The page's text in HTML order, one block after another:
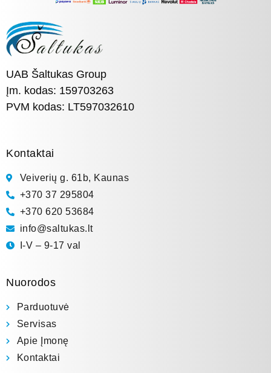
UAB Šaltukas Group
Įm. kodas: 159703263
PVM kodas: LT597032610
Kontaktai
Veiverių g. 61b, Kaunas
+370 37 295804
+370 620 53684
info@saltukas.lt
I-V – 9-17 val
Nuorodos
Parduotuvė
Servisas
Apie Įmonę
Kontaktai